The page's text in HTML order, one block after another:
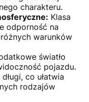
charakteru.
Klasa
odporność na
warunków
światło
pojazdu.
co ułatwia
rodzajów